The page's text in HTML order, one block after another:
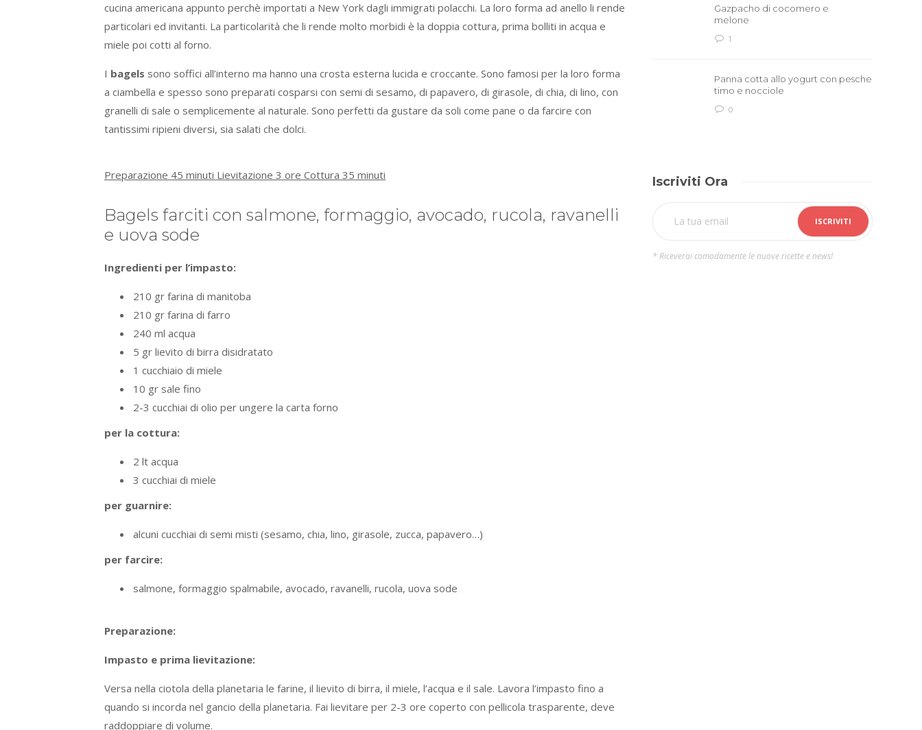
cucina americana appunto perchè importati a New York dagli immigrati polacchi. La loro forma ad anello li rende
particolari ed invitanti. La particolarità che li rende molto morbidi è la doppia cottura, prima bolliti in acqua e
miele poi cotti al forno.
I bagels sono soffici all’interno ma hanno una crosta esterna lucida e croccante. Sono famosi per la loro forma
a ciambella e spesso sono preparati cosparsi con semi di sesamo, di papavero, di girasole, di chia, di lino, con
granelli di sale o semplicemente al naturale. Sono perfetti da gustare da soli come pane o da farcire con
tantissimi ripieni diversi, sia salati che dolci.
Preparazione 45 minuti Lievitazione 3 ore Cottura 35 minuti
Bagels farciti con salmone, formaggio, avocado, rucola, ravanelli
e uova sode
Ingredienti per l’impasto:
210 gr farina di manitoba
210 gr farina di farro
240 ml acqua
5 gr lievito di birra disidratato
1 cucchiaio di miele
10 gr sale fino
2-3 cucchiai di olio per ungere la carta forno
per la cottura:
2 lt acqua
3 cucchiai di miele
per guarnire:
alcuni cucchiai di semi misti (sesamo, chia, lino, girasole, zucca, papavero…)
per farcire:
salmone, formaggio spalmabile, avocado, ravanelli, rucola, uova sode
Preparazione:
Impasto e prima lievitazione:
Versa nella ciotola della planetaria le farine, il lievito di birra, il miele, l’acqua e il sale. Lavora l’impasto fino a
quando si incorda nel gancio della planetaria. Fai lievitare per 2-3 ore coperto con pellicola trasparente, deve
raddoppiare di volume.
Gazpacho di cocomero e
melone
1
Panna cotta allo yogurt con pesche
timo e nocciole
0
Iscriviti Ora
* Riceverai comodamente le nuove ricette e news!